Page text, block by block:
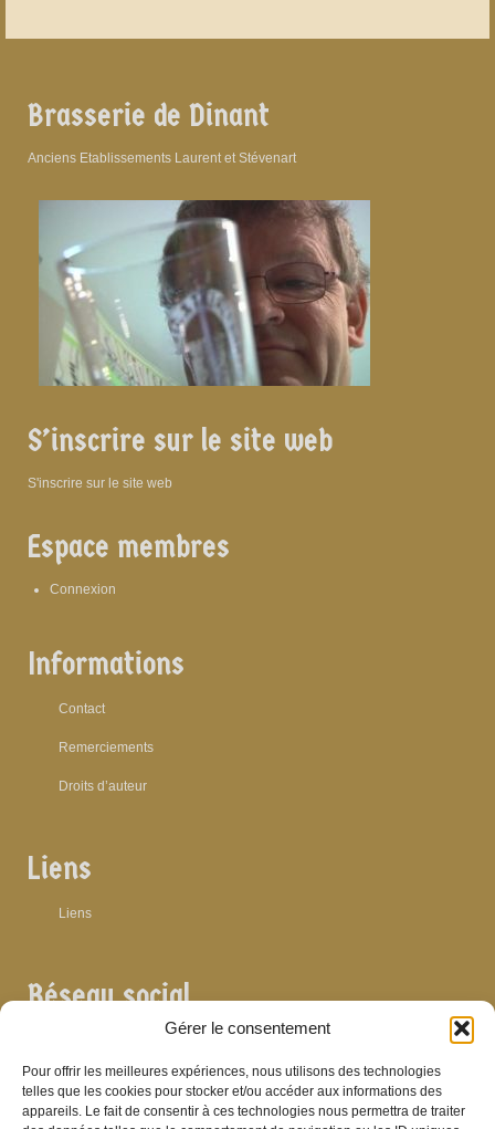
Gérer le consentement
Pour offrir les meilleures expériences, nous utilisons des technologies
telles que les cookies pour stocker et/ou accéder aux informations des
appareils. Le fait de consentir à ces technologies nous permettra de traiter
Brasserie de Dinant
Anciens Etablissements Laurent et Stévenart
S’inscrire sur le site web
S'inscrire sur le site web
Espace membres
Connexion
Informations
Contact
Remerciements
Droits d’auteur
Liens
Liens
Réseau social